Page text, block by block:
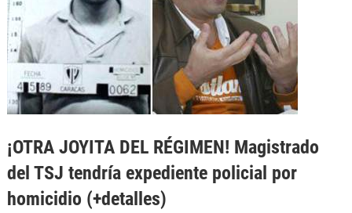
¡OTRA JOYITA DEL RÉGIMEN! Magistrado
del TSJ tendría expediente policial por
homicidio (+detalles)